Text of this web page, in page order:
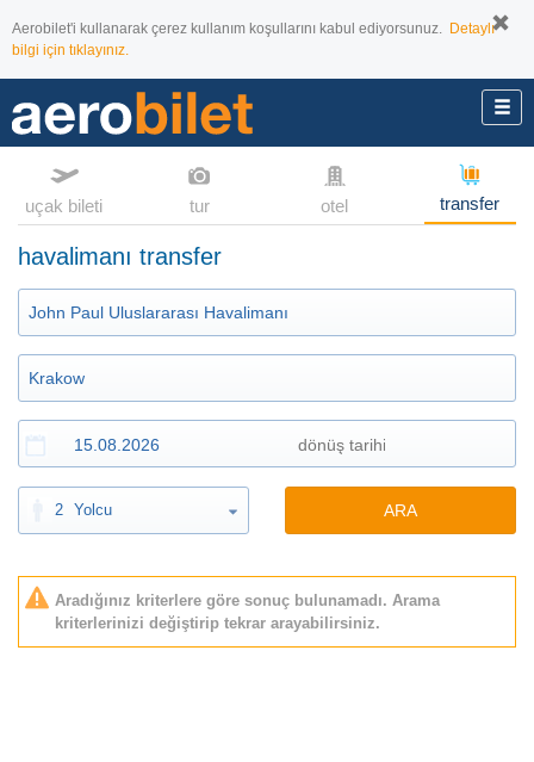
Aerobilet'i kullanarak çerez kullanım koşullarını kabul ediyorsunuz. Detaylı
bilgi için tıklayınız.
uçak bileti tur otel transfer
havalimanı transfer
2 Yolcu ARA
Aradığınız kriterlere göre sonuç bulunamadı. Arama
kriterlerinizi değiştirip tekrar arayabilirsiniz.